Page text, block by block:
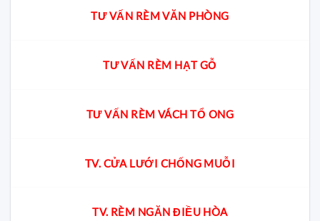
TƯ VẤN RÈM VĂN PHÒNG
TƯ VẤN RÈM HẠT GỖ
TƯ VẤN RÈM VÁCH TỔ ONG
TV. CỬA LƯỚI CHỐNG MUỖI
TV. RÈM NGĂN ĐIỀU HÒA